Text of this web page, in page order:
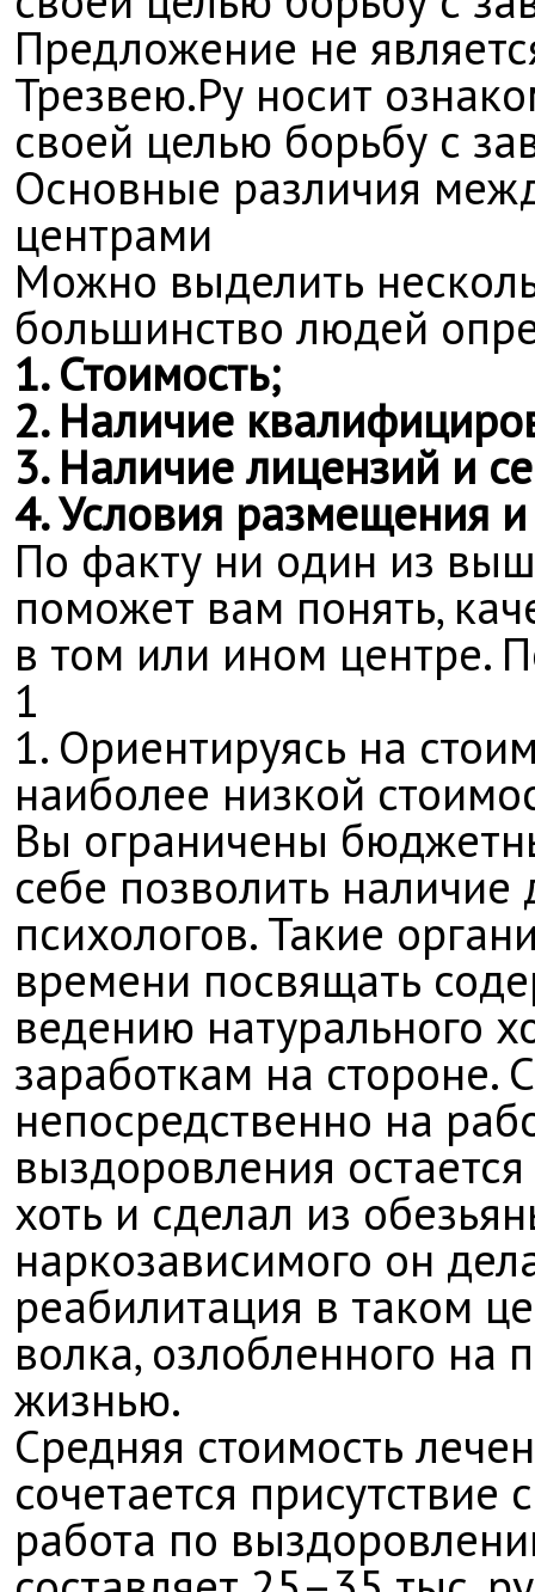
Предложение не
Трезвею.Ру носит
своей целью борьбу с
Основные различия
центрами
Можно выделить
большинство людей
1. Стоимость;
2. Наличие
3. Наличие лицензий и
4. Условия размещения
По факту ни один из
поможет вам понять,
в том или ином центре.
1
1. Ориентируясь на
наиболее низкой
Вы ограничены
себе позволить
психологов. Такие
времени посвящать
ведению натурального
заработкам на стороне.
непосредственно на
выздоровления
хоть и сделал из
наркозависимого он
реабилитация в таком
волка, озлобленного на
жизнью.
Средняя стоимость
сочетается
работа по